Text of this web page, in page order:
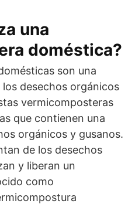
una
doméstica?
son una
desechos orgánicos
vermicomposteras
que contienen una
orgánicos y gusanos.
de los desechos
y liberan un
como